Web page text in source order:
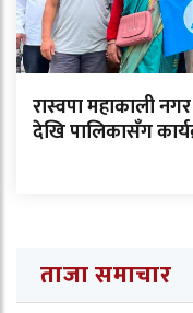
रास्वपा महाकाली
देखि पालिकासँग
ताजा समाचार